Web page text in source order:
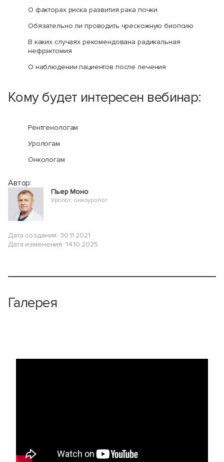
О факторах риска развития рака почки
Обязательно ли проводить чрескожную биопсию
В каких случаях рекомендована радикальная
нефрэктомия
О наблюдении пациентов после лечения
Кому будет интересен вебинар:
Рентгенологам
Урологам
Онкологам
Автор:
Пьер Моно
Уролог, онкоуролог
Дата создания: 30.11.2021
Дата изменения: 14.10.2025
Галерея